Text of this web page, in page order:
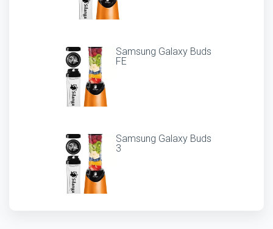
Samsung Galaxy Buds
FE
Samsung Galaxy Buds
3